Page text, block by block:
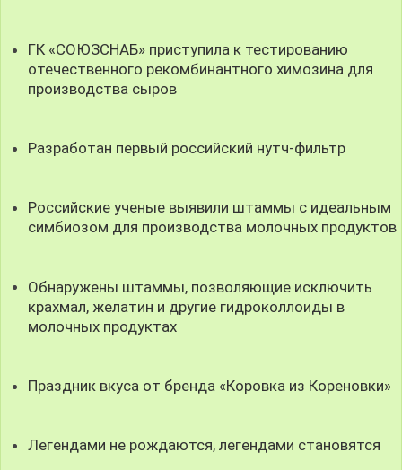
ГК «СОЮЗСНАБ» приступила к тестированию
отечественного рекомбинантного химозина для
производства сыров
Разработан первый российский нутч-фильтр
Российские ученые выявили штаммы с идеальным
симбиозом для производства молочных продуктов
Обнаружены штаммы, позволяющие исключить
крахмал, желатин и другие гидроколлоиды в
молочных продуктах
Праздник вкуса от бренда «Коровка из Кореновки»
Легендами не рождаются, легендами становятся